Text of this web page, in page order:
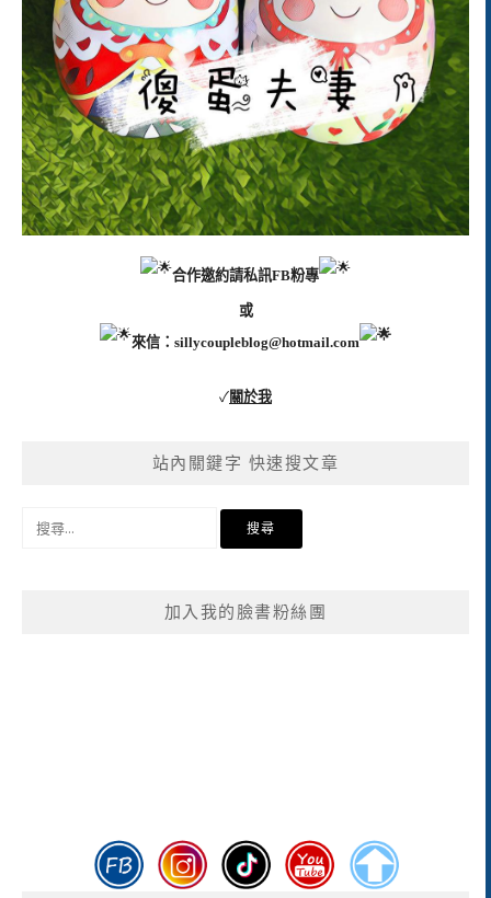
合作邀約請私訊FB粉專
或
來信： sillycoupleblog@hotmail.com
✓關於我
站內關鍵字 快速搜文章
加入我的臉書粉絲團